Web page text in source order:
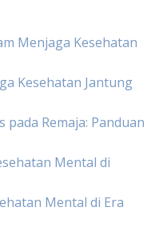
Menjaga Kesehatan
Kesehatan Jantung
Remaja: Panduan
Mental di
Mental di Era